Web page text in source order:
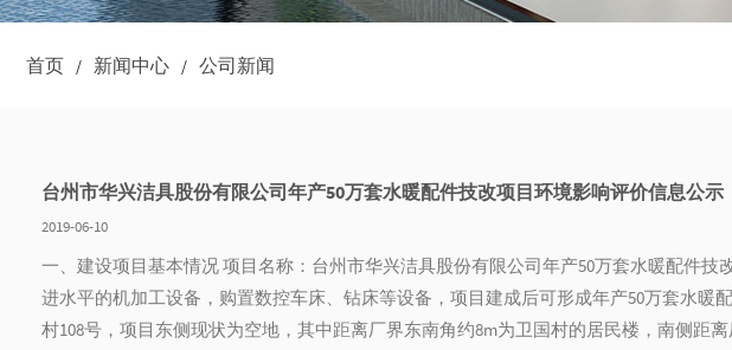
首页 / 新闻中心 / 公司新闻
台州市华兴洁具股份有限公司年产50万套水暖配件技改项目环境影响评价信息公示
2019-06-10
一、建设项目基本情况 项目名称：台州市华兴洁具股份有限公司年产50万套水暖配件
进水平的机加工设备，购置数控车床、钻床等设备，项目建成后可形成年产50万套水
村108号，项目东侧现状为空地，其中距离厂界东南角约8m为卫国村的居民楼，南侧距离